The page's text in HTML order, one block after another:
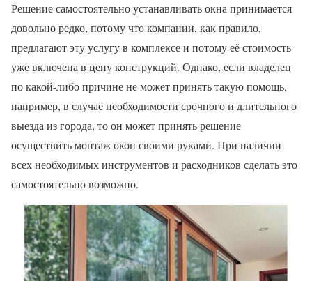
Решение самостоятельно устанавливать окна принимается
довольно редко, потому что компании, как правило,
предлагают эту услугу в комплексе и потому её стоимость
уже включена в цену конструкций. Однако, если владелец
по какой-либо причине не может принять такую помощь,
например, в случае необходимости срочного и длительного
выезда из города, то он может принять решение
осуществить монтаж окон своими руками. При наличии
всех необходимых инструментов и расходников сделать это
самостоятельно возможно.